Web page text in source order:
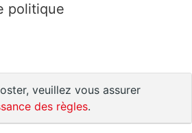
politique
veuillez vous assurer
des règles.